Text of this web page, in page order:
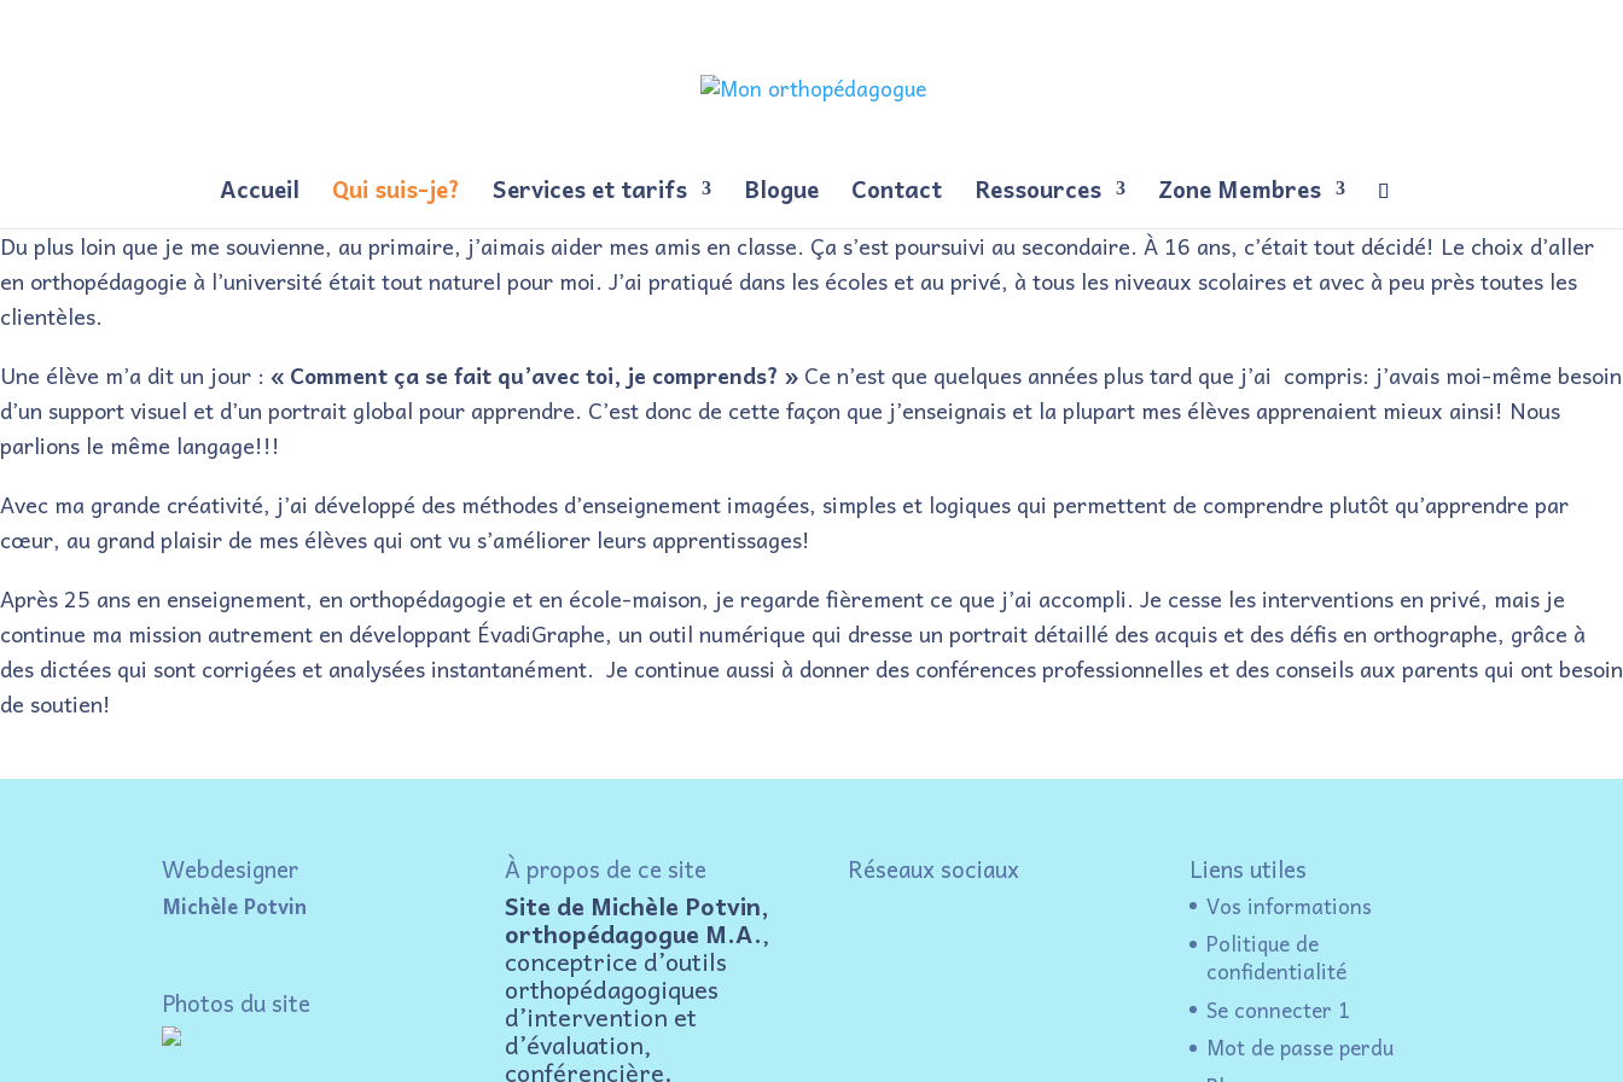
Accueil Qui suis-je? Services et tarifs Blogue Contact Ressources Zone Membres
Du plus loin que je me souvienne, au primaire, j’aimais aider mes amis en classe. Ça s’est poursuivi au secondaire. À 16 ans, c’était tout décidé! Le choix d’aller
en orthopédagogie à l’université était tout naturel pour moi. J’ai pratiqué dans les écoles et au privé, à tous les niveaux scolaires et avec à peu près toutes les
clientèles.
Une élève m’a dit un jour : « Comment ça se fait qu’avec toi, je comprends? » Ce n’est que quelques années plus tard que j’ai compris: j’avais moi-même besoin
d’un support visuel et d’un portrait global pour apprendre. C’est donc de cette façon que j’enseignais et la plupart mes élèves apprenaient mieux ainsi! Nous
parlions le même langage!!!
Avec ma grande créativité, j’ai développé des méthodes d’enseignement imagées, simples et logiques qui permettent de comprendre plutôt qu’apprendre par
cœur, au grand plaisir de mes élèves qui ont vu s’améliorer leurs apprentissages!
Après 25 ans en enseignement, en orthopédagogie et en école-maison, je regarde fièrement ce que j’ai accompli. Je cesse les interventions en privé, mais je
continue ma mission autrement en développant ÉvadiGraphe, un outil numérique qui dresse un portrait détaillé des acquis et des défis en orthographe, grâce à
des dictées qui sont corrigées et analysées instantanément. Je continue aussi à donner des conférences professionnelles et des conseils aux parents qui ont besoin
de soutien!
Webdesigner
Michèle Potvin
Photos du site
À propos de ce site
Site de Michèle Potvin,
orthopédagogue M.A.,
conceptrice d’outils
orthopédagogiques
d’intervention et
d’évaluation,
conférencière.
Réseaux sociaux Liens utiles
Vos informations
Politique de
confidentialité
Se connecter 1
Mot de passe perdu